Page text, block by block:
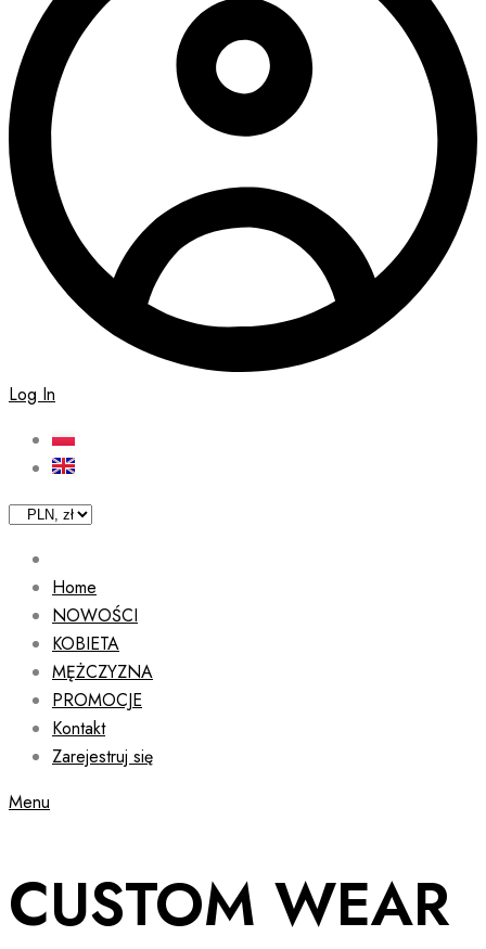
Log In
Home
NOWOŚCI
KOBIETA
MĘŻCZYZNA
PROMOCJE
Kontakt
Zarejestruj się
Menu
CUSTOM WEAR